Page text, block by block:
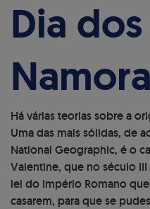
Dia dos
Há várias teorias sobre a
Uma das mais sólidas, de
National Geographic, é o
Valentine, que no século
lei do Império Romano
casarem, para que se